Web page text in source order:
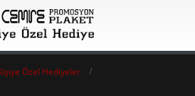
Özel Hediyeler